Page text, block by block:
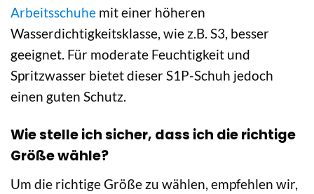
Arbeitsschuhe mit einer höheren
Wasserdichtigkeitsklasse, wie z.B. S3, besser
geeignet. Für moderate Feuchtigkeit und
Spritzwasser bietet dieser S1P-Schuh jedoch
einen guten Schutz.
Wie stelle ich sicher, dass ich die richtige
Größe wähle?
Um die richtige Größe zu wählen, empfehlen wir,